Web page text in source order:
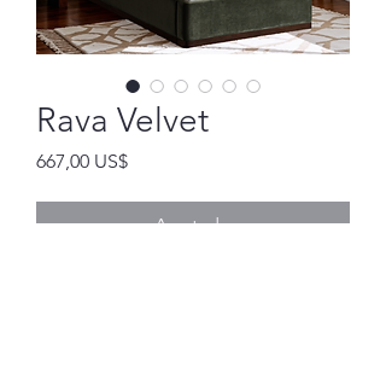
Rava Velvet
667,00 US$Precio
Agotado